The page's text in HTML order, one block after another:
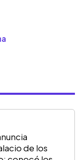
de los